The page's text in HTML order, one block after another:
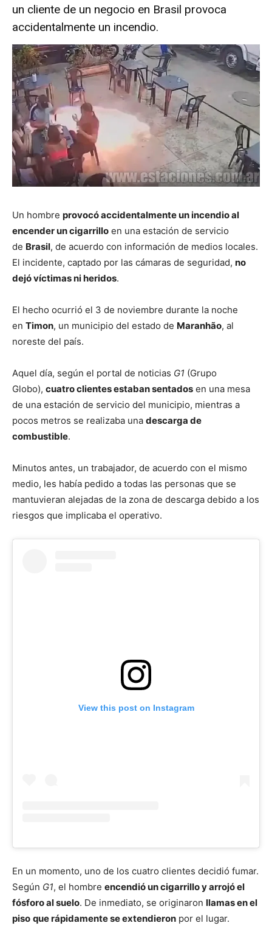
un cliente de un negocio en Brasil provoca
accidentalmente un incendio.
Un hombre provocó accidentalmente un incendio al
encender un cigarrillo en una estación de servicio
de Brasil, de acuerdo con información de medios locales.
El incidente, captado por las cámaras de seguridad, no
dejó víctimas ni heridos.
El hecho ocurrió el 3 de noviembre durante la noche
en Timon, un municipio del estado de Maranhão, al
noreste del país.
Aquel día, según el portal de noticias G1 (Grupo
Globo), cuatro clientes estaban sentados en una mesa
de una estación de servicio del municipio, mientras a
pocos metros se realizaba una descarga de
combustible.
Minutos antes, un trabajador, de acuerdo con el mismo
medio, les había pedido a todas las personas que se
mantuvieran alejadas de la zona de descarga debido a los
riesgos que implicaba el operativo.
View this post on Instagram
En un momento, uno de los cuatro clientes decidió fumar.
Según G1, el hombre encendió un cigarrillo y arrojó el
fósforo al suelo. De inmediato, se originaron llamas en el
piso que rápidamente se extendieron por el lugar.